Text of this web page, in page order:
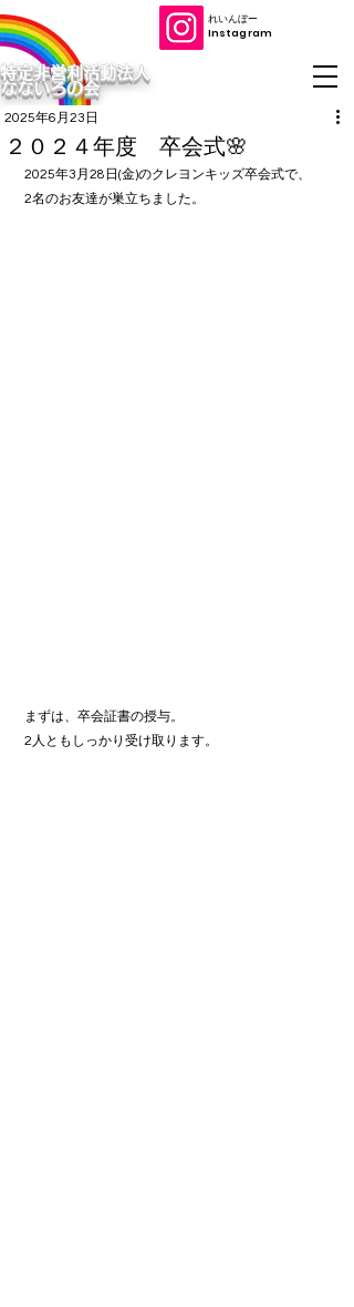
特定非営利活動法人
なないろの会
​れいんぼー
​Instagram
２０２４年度 卒会式🌸
2025年6月23日
2025年3月28日(金)のクレヨンキッズ卒会式で、
2名のお友達が巣立ちました。
まずは、卒会証書の授与。
2人ともしっかり受け取ります。